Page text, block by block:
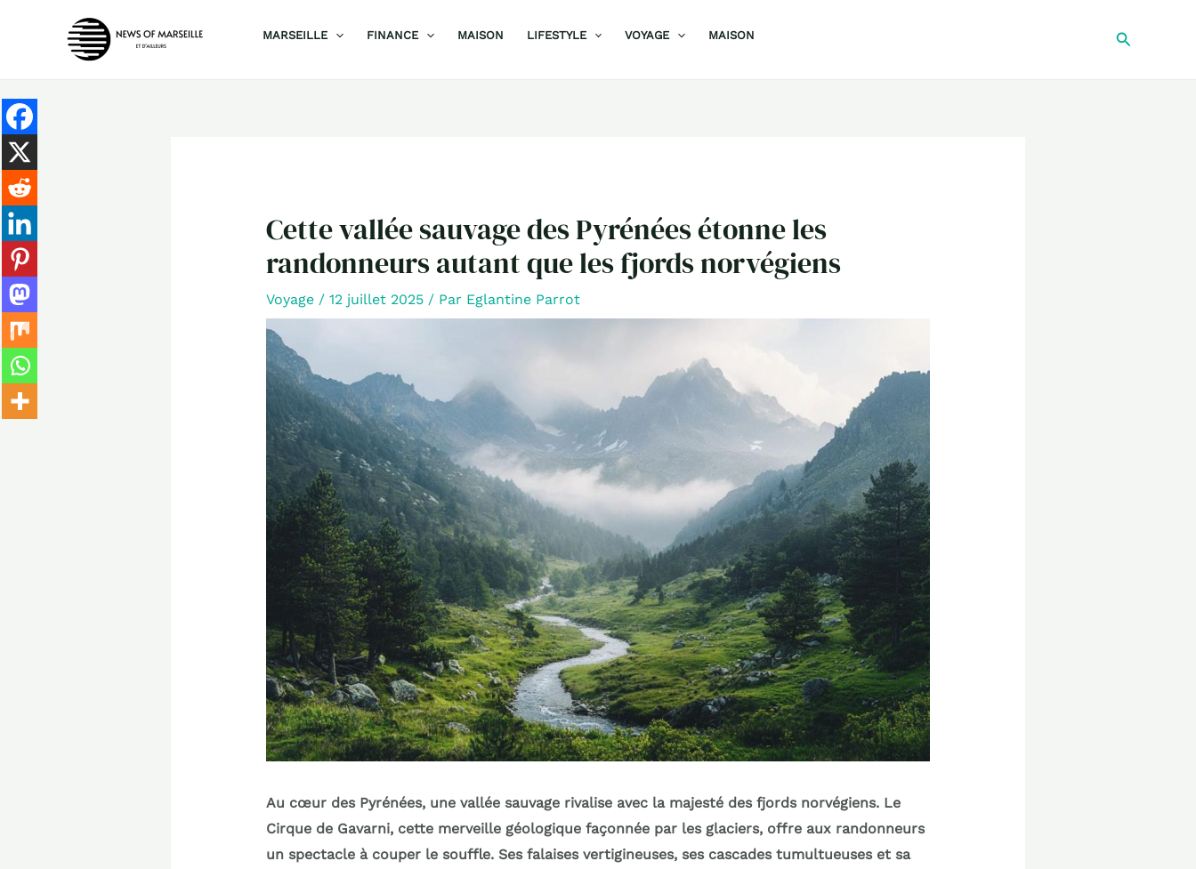
MARSEILLE FINANCE MAISON LIFESTYLE VOYAGE MAISON
Cette vallée sauvage des Pyrénées étonne les
randonneurs autant que les fjords norvégiens
Voyage/ 12 juillet 2025 / Par Eglantine Parrot
Au cœur des Pyrénées, une vallée sauvage rivalise avec la majesté des fjords norvégiens. Le
Cirque de Gavarni, cette merveille géologique façonnée par les glaciers, offre aux randonneurs
un spectacle à couper le souffle. Ses falaises vertigineuses, ses cascades tumultueuses et sa